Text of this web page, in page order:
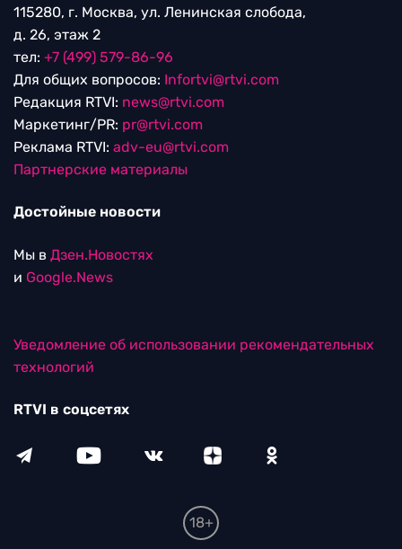
115280, г. Москва, ул. Ленинская слобода,
д. 26, этаж 2
тел: +7 (499) 579-86-96
Для общих вопросов: Infortvi@rtvi.com
Редакция RTVI: news@rtvi.com
Маркетинг/PR: pr@rtvi.com
Реклама RTVI: adv-eu@rtvi.com
Партнерские материалы
Достойные новости
Мы в Дзен.Новостях
и Google.News
Уведомление об использовании рекомендательных
технологий
RTVI в соцсетях
18+